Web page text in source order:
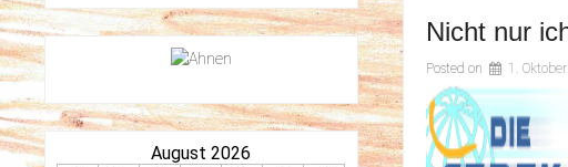
Nicht nur
Posted on 1.
August 2026